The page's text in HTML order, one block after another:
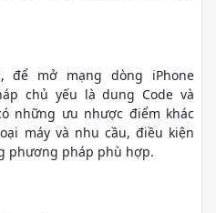
để mở mạng dòng iPhone
chủ yếu là dung Code và
những ưu nhược điểm khác
máy và nhu cầu, điều kiện
phương pháp phù hợp.